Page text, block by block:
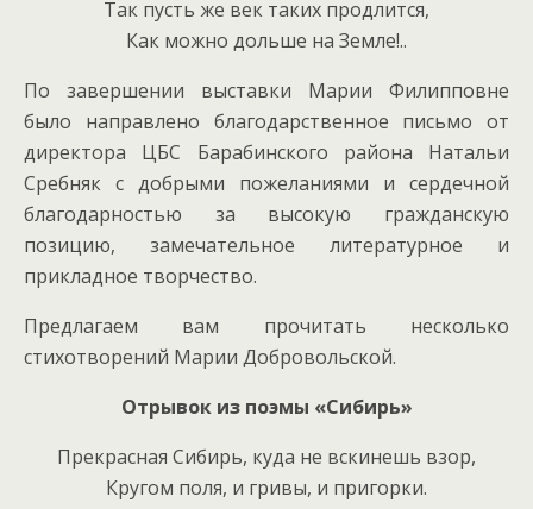
Так пусть же век таких продлится,
Как можно дольше на Земле!..
По завершении выставки Марии Филипповне
было направлено благодарственное письмо от
директора ЦБС Барабинского района Натальи
Сребняк с добрыми пожеланиями и сердечной
благодарностью за высокую гражданскую
позицию, замечательное литературное и
прикладное творчество.
Предлагаем вам прочитать несколько
стихотворений Марии Добровольской.
Отрывок из поэмы «Сибирь»
Прекрасная Сибирь, куда не вскинешь взор,
Кругом поля, и гривы, и пригорки.